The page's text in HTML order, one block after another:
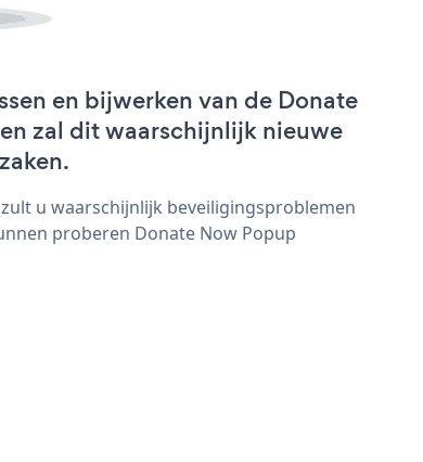
en bijwerken van de Donate
zal dit waarschijnlijk nieuwe
u waarschijnlijk beveiligingsproblemen
proberen Donate Now Popup